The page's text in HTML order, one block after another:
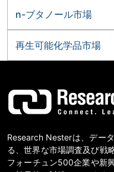
n-ブタノール市場
再生可能化学品市場
Research Nesterは、デー
る、世界な市場調査及び戦
フォーチュン500企業や新